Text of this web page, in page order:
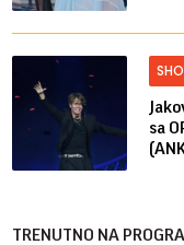
sa
TRENUTNO NA